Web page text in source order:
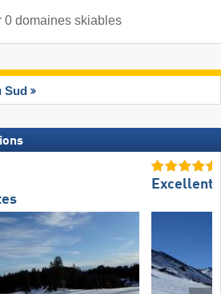
0 domaines skiables
Sud
Excellent